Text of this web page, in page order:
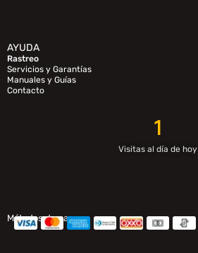
AYUDA
Rastreo
Servicios y Garantías
Manuales y Guías
Contacto
Visitas al día de hoy
1
Métodos de pago